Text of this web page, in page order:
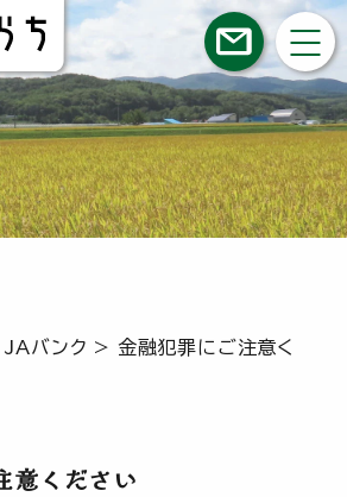
JAバンク > 金融犯罪にご注意く
意ください